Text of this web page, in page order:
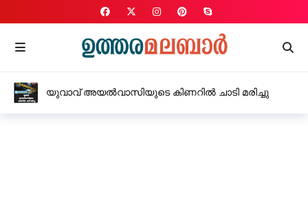
യുവാവ് അയൽവാസിയുടെ കിണറിൽ ചാടി മരിച്ചു